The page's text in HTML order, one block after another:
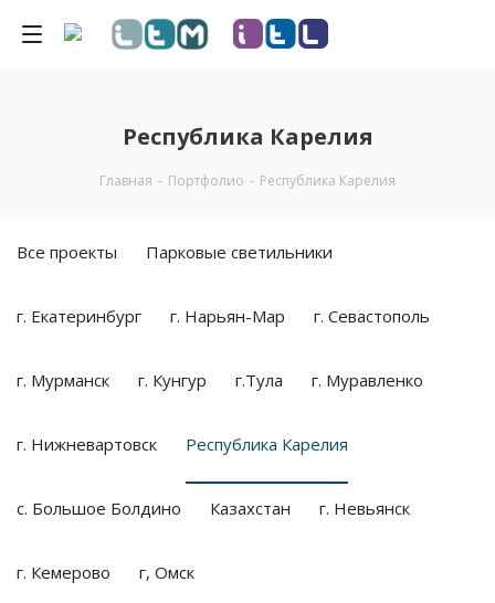
Республика Карелия
Главная - Портфолио - Республика Карелия
Все проекты Парковые светильники
г. Екатеринбург г. Нарьян-Мар г. Севастополь
г. Мурманск г. Кунгур г.Тула г. Муравленко
г. Нижневартовск Республика Карелия
с. Большое Болдино Казахстан г. Невьянск
г. Кемерово г, Омск